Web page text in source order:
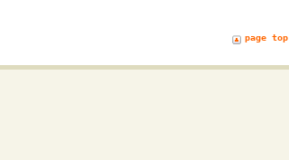
page top